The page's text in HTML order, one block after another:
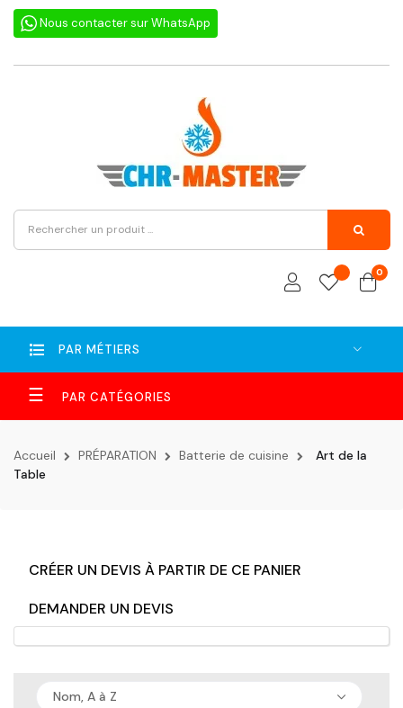
Nous contacter sur WhatsApp
0
PAR MÉTIERS
Basculer
la
navigation
☰
Accueil PRÉPARATION Batterie de cuisine
Art de la
Table
CRÉER UN DEVIS À PARTIR DE CE PANIER
DEMANDER UN DEVIS
Nom, A à Z